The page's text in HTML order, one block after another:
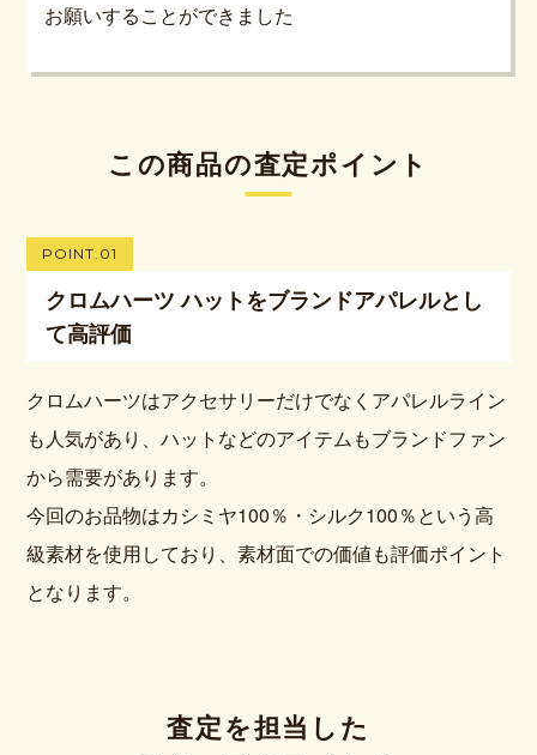
お願いすることができました
この商品の査定ポイント
POINT.01
クロムハーツ ハットをブランドアパレルとし
て高評価
クロムハーツはアクセサリーだけでなくアパレルライン
も人気があり、ハットなどのアイテムもブランドファン
から需要があります。
今回のお品物はカシミヤ100％・シルク100％という高
級素材を使用しており、素材面での価値も評価ポイント
となります。
査定を担当した